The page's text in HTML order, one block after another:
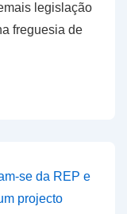
legislação
freguesia de
se da REP e
projecto